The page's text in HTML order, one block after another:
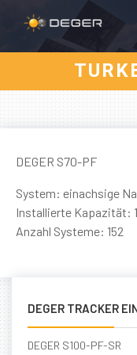
DEGER S70-PF
System: einachsige
Installierte Kapazität:
Anzahl Systeme: 152
DEGER TRACKER
DEGER S100-PF-SR